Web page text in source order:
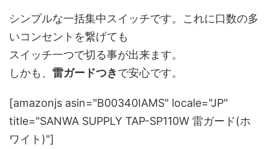
シンプルな一括集中スイッチです。これに口数の多
いコンセントを繋げても
スイッチ一つで切る事が出来ます。
しかも、 雷ガードつきで安心です。
[amazonjs asin="B00340IAMS" locale="JP"
title="SANWA SUPPLY TAP-SP110W 雷ガード(ホ
ワイト)"]